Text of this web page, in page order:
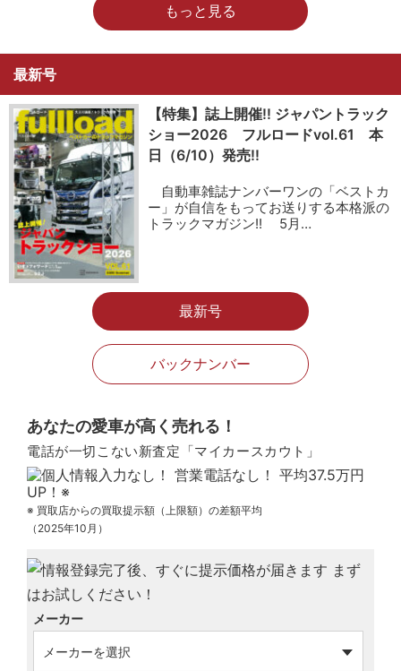
もっと見る
最新号
【特集】誌上開催!! ジャパントラック
ショー2026 フルロードvol.61 本
日（6/10）発売!!
自動車雑誌ナンバーワンの「ベストカ
ー」が自信をもってお送りする本格派の
トラックマガジン!! 5月…
最新号
バックナンバー
あなたの愛車が高く売れる！
電話が一切こない新査定「マイカースカウト」
※ 買取店からの買取提示額（上限額）の差額平均
（2025年10月）
メーカー